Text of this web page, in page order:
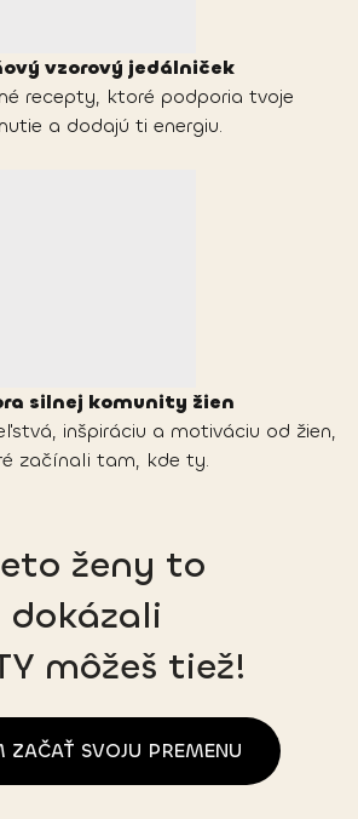
vzorový jedálniček
recepty, ktoré podporia tvoje
a dodajú ti energiu.
silnej komunity žien
inšpiráciu a motiváciu od žien,
začínali tam, kde ty.
ženy to
dokázali
môžeš tiež!
ZAČAŤ SVOJU PREMENU